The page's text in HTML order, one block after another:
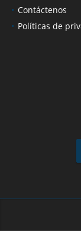
Contáctenos
Políticas de